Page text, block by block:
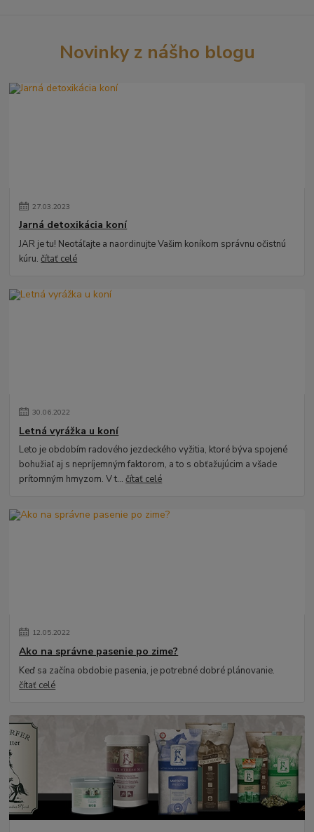
Novinky z nášho blogu
27.03.2023
Jarná detoxikácia koní
JAR je tu! Neotáľajte a naordinujte Vašim koníkom správnu očistnú
kúru.čítať celé
30.06.2022
Letná vyrážka u koní
Leto je obdobím radového jezdeckého vyžitia, ktoré býva spojené
bohužiaľ aj s nepríjemným faktorom, a to s obťažujúcim a všade
prítomným hmyzom. V t...čítať celé
12.05.2022
Ako na správne pasenie po zime?
Keď sa začína obdobie pasenia, je potrebné dobré plánovanie.
čítať celé